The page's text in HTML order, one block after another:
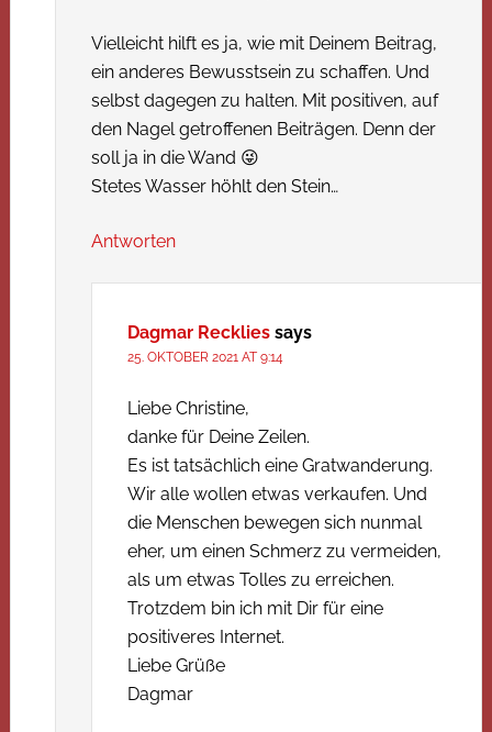
Vielleicht hilft es ja, wie mit Deinem Beitrag,
ein anderes Bewusstsein zu schaffen. Und
selbst dagegen zu halten. Mit positiven, auf
den Nagel getroffenen Beiträgen. Denn der
soll ja in die Wand 😜
Stetes Wasser höhlt den Stein…
Antworten
Dagmar Recklies says
25. OKTOBER 2021 AT 9:14
Liebe Christine,
danke für Deine Zeilen.
Es ist tatsächlich eine Gratwanderung.
Wir alle wollen etwas verkaufen. Und
die Menschen bewegen sich nunmal
eher, um einen Schmerz zu vermeiden,
als um etwas Tolles zu erreichen.
Trotzdem bin ich mit Dir für eine
positiveres Internet.
Liebe Grüße
Dagmar